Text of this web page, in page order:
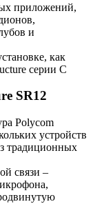
приложений,
и
как
серии C
SR12
Polycom
устройств
традиционных
связи –